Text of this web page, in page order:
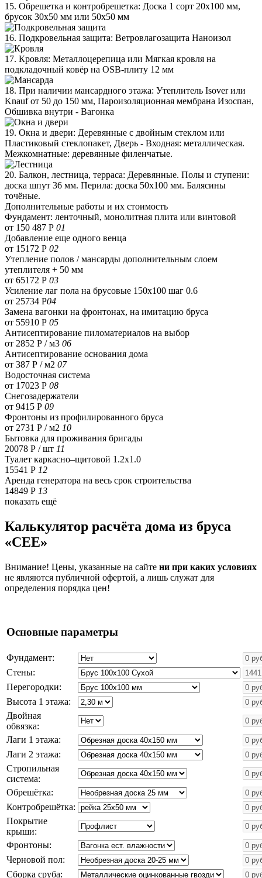
15. Обрешетка и контробрешетка: Доска 1 сорт 20х100 мм,
брусок 30х50 мм или 50х50 мм
16. Подкровельная защита: Ветровлагозащита Наноизол
17. Кровля: Металлоцерепица или Мягкая кровля на
подкладочный ковёр на OSB-плиту 12 мм
18. При наличии мансардного этажа: Утеплитель Isover или
Knauf от 50 до 150 мм, Пароизоляционная мембрана Изоспан,
Обшивка внутри - Вагонка
19. Окна и двери: Деревянные с двойным стеклом или
Пластиковый стеклопакет, Дверь - Входная: металлическая.
Межкомнатные: деревянные филенчатые.
20. Балкон, лестница, терраса: Деревянные. Полы и ступени:
доска шпут 36 мм. Перила: доска 50х100 мм. Балясины
точёные.
Дополнительные работы и их стоимость
Фундамент: ленточный, монолитная плита или винтовой
от 150 487 Р 01
Добавление еще одного венца
от 15172 Р 02
Утепление полов / мансарды дополнительным слоем
утеплителя + 50 мм
от 65172 Р 03
Усиление лаг пола на брусовые 150х100 шаг 0.6
от 25734 Р04
Замена вагонки на фронтонах, на имитацию бруса
от 55910 Р 05
Антисептирование пиломатериалов на выбор
от 2852 Р / м3 06
Антисептирование основания дома
от 387 Р / м2 07
Водосточная система
от 17023 Р 08
Снегозадержатели
от 9415 Р 09
Фронтоны из профилированного бруса
от 2731 Р / м2 10
Бытовка для проживания бригады
20078 Р / шт 11
Туалет каркасно–щитовой 1.2х1.0
15541 Р 12
Аренда генератора на весь срок строительства
14849 Р 13
показать ещё
Калькулятор расчёта дома из бруса
«CEE»
Внимание! Цены, указанные на сайте ни при каких условиях
не являются публичной офертой, а лишь служат для
определения порядка цен!
Основные параметры
Фундамент:
Стены:
Перегородки:
Высота 1 этажа:
Двойная
обвязка:
Лаги 1 этажа:
Лаги 2 этажа:
Стропильная
система:
Обрешётка:
Контробрешётка:
Покрытие
крыши:
Фронтоны:
Черновой пол:
Сборка сруба: